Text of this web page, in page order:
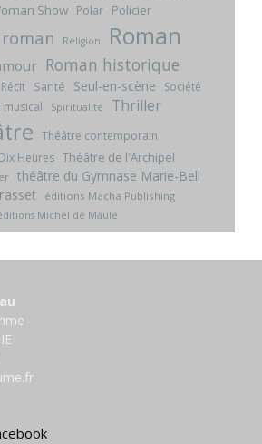
Show Polar Policier
Religion Roman
Roman historique
Récit Santé Seul-en-scène
Société
musical
Spiritualité Thriller
Théâtre contemporain
Heures Théâtre de l'Archipel
théâtre du Gymnase Marie-Bell
éditions Macha Publishing
Michel de Maule